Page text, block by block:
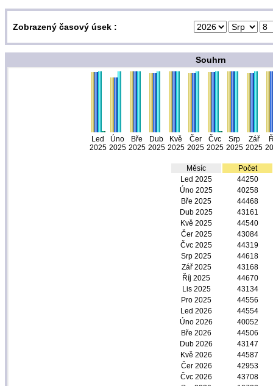
Zobrazený časový úsek :
Souhrn
Led
2025
Úno
2025
Bře
2025
Dub
2025
Kvě
2025
Čer
2025
Čvc
2025
Srp
2025
Zář
2025
Měsíc
Počet
Led 2025
44250
Úno 2025
40258
Bře 2025
44468
Dub 2025
43161
Kvě 2025
44540
Čer 2025
43084
Čvc 2025
44319
Srp 2025
44618
Zář 2025
43168
Říj 2025
44670
Lis 2025
43134
Pro 2025
44556
Led 2026
44554
Úno 2026
40052
Bře 2026
44506
Dub 2026
43147
Kvě 2026
44587
Čer 2026
42953
Čvc 2026
43708